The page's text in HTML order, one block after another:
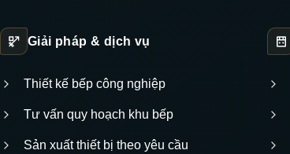
Giải pháp & dịch vụ
Thiết kế bếp công nghiệp
Tư vấn quy hoạch khu bếp
Sản xuất thiết bị theo yêu cầu